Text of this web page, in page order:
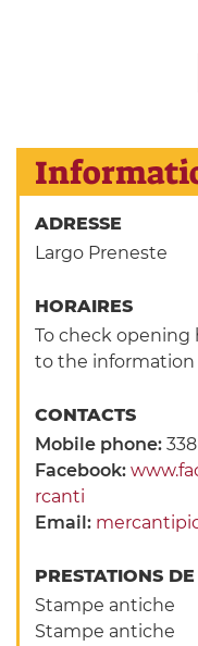
ADRESSE
Largo Preneste
HORAIRES
To check opening
to the
CONTACTS
Mobile phone:
Facebook:
rcanti
Email:
PRESTATIONS
Stampe antiche
Stampe antiche